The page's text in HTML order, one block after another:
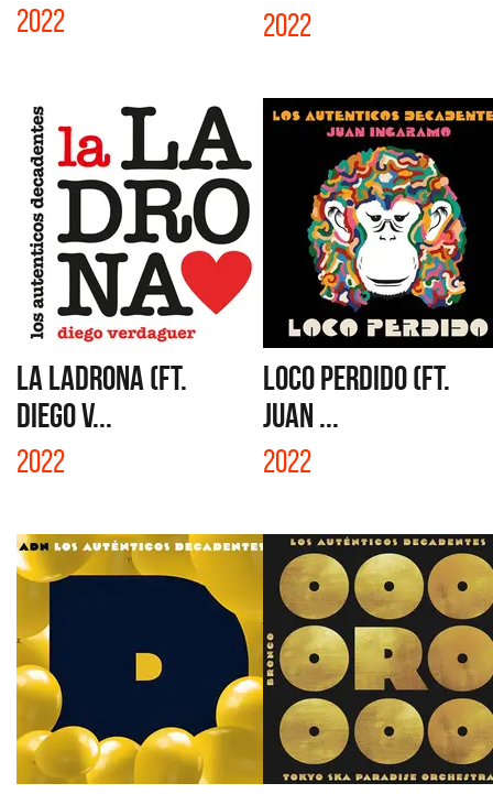
2022 2022
LA LADRONA (FT.
DIEGO V...
2022
LOCO PERDIDO (FT.
JUAN ...
2022